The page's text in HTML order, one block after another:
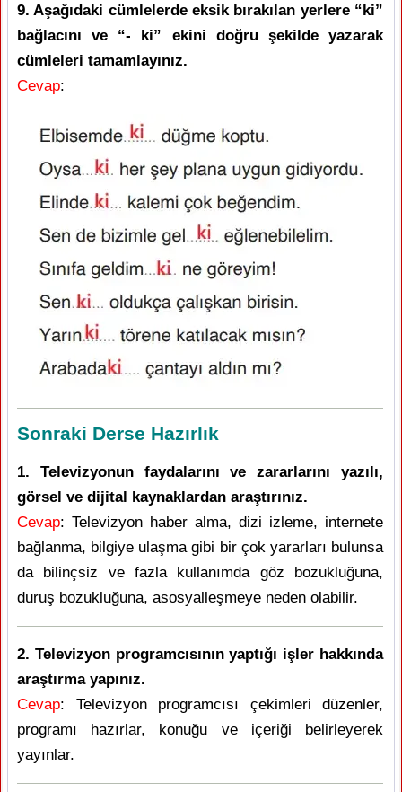
9. Aşağıdaki cümlelerde eksik bırakılan yerlere “ki”
bağlacını ve “- ki” ekini doğru şekilde yazarak
cümleleri tamamlayınız.
Cevap:
Sonraki Derse Hazırlık
1. Televizyonun faydalarını ve zararlarını yazılı,
görsel ve dijital kaynaklardan araştırınız.
Cevap: Televizyon haber alma, dizi izleme, internete
bağlanma, bilgiye ulaşma gibi bir çok yararları bulunsa
da bilinçsiz ve fazla kullanımda göz bozukluğuna,
duruş bozukluğuna, asosyalleşmeye neden olabilir.
2. Televizyon programcısının yaptığı işler hakkında
araştırma yapınız.
Cevap: Televizyon programcısı çekimleri düzenler,
programı hazırlar, konuğu ve içeriği belirleyerek
yayınlar.